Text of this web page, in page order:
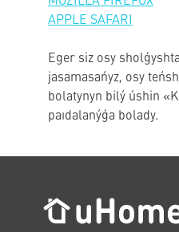
APPLE SAFARI
Eger siz osy
jasamasańyz, osy
bolatynyn bilý úshin
paıdalanýǵa bolady.